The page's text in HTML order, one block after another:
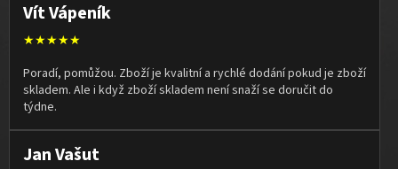
Vít Vápeník
★★★★★
Poradí, pomůžou. Zboží je kvalitní a rychlé dodání pokud je zboží
skladem. Ale i když zboží skladem není snaží se doručit do
týdne.
Jan Vašut